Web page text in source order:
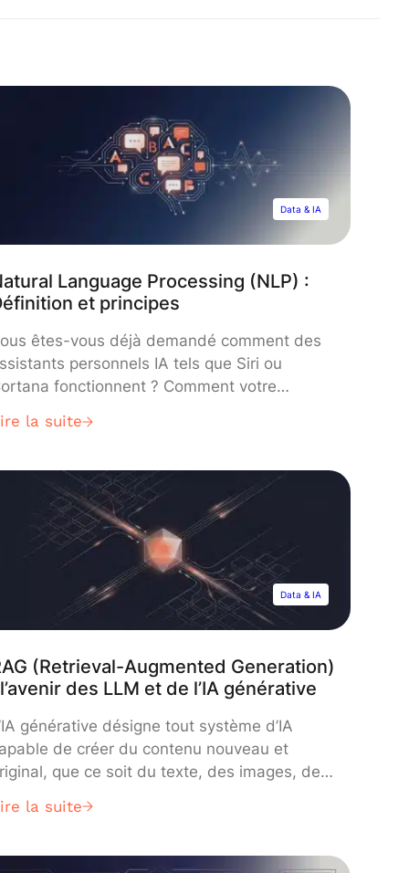
Data & IA
Language Processing (NLP) :
et principes
êtes-vous déjà demandé comment des
personnels IA tels que Siri ou
fonctionnent ? Comment votre
des erreurs de syntaxe que vous-
de recherche réussit à deviner les
mots que vous étiez sur le point d’écrire dès
les premières […]
la suite
Data & IA
(Retrieval-Augmented Generation)
des LLM et de l’IA générative
générative désigne tout système d’IA
de créer du contenu nouveau et
que ce soit du texte, des images, de
types spécifiques d’IA générative focalisés
naturel à grande échelle. Ces
la suite